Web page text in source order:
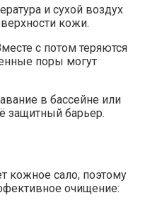
и сухой воздух
кожи.
с потом теряются
поры могут
в бассейне или
защитный барьер.
кожное сало, поэтому
очищение: